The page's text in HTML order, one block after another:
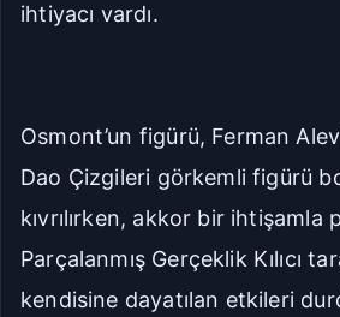
ihtiyacı vardı.
Osmont’un figürü, Ferman
Dao Çizgileri görkemli figürü
kıvrılırken, akkor bir ihtişamla
Parçalanmış Gerçeklik Kılıcı
kendisine dayatılan etkileri